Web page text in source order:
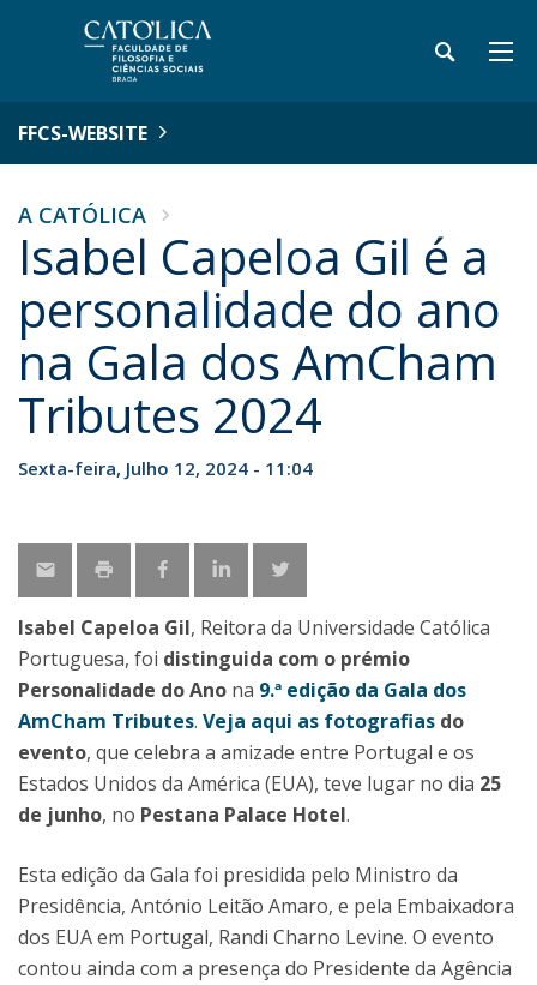
FFCS-WEBSITE
A CATÓLICA
Isabel Capeloa Gil é a
personalidade do ano
na Gala dos AmCham
Tributes 2024
Sexta-feira, Julho 12, 2024 - 11:04
Isabel Capeloa Gil, Reitora da Universidade Católica
Portuguesa, foi distinguida com o prémio
Personalidade do Ano na 9.ª edição da Gala dos
AmCham Tributes. Veja aqui as fotografias do
evento, que celebra a amizade entre Portugal e os
Estados Unidos da América (EUA), teve lugar no dia 25
de junho, no Pestana Palace Hotel.
Esta edição da Gala foi presidida pelo Ministro da
Presidência, António Leitão Amaro, e pela Embaixadora
dos EUA em Portugal, Randi Charno Levine. O evento
contou ainda com a presença do Presidente da Agência